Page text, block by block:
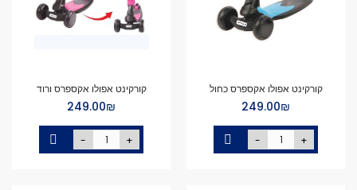
קורקינט אפולו אקספרס כחול
₪‏249.00
- +
קורקינט אפולו אקספרס ורוד
₪‏249.00
- +